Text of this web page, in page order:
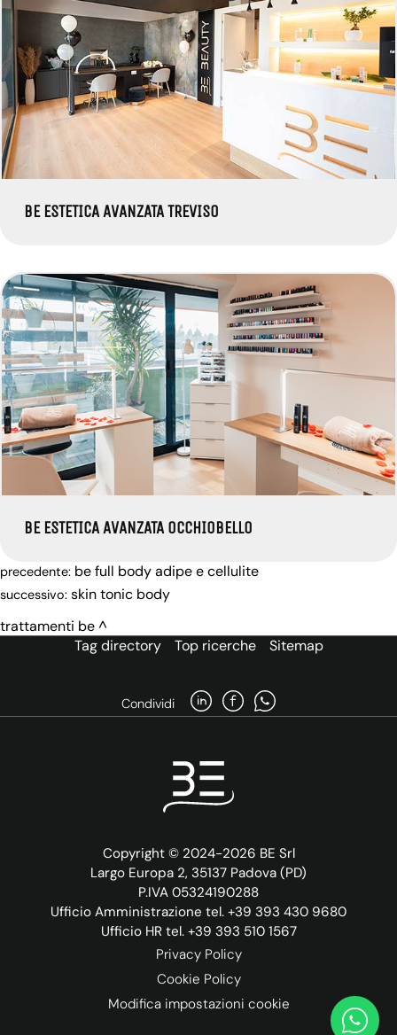
BE ESTETICA AVANZATA TREVISO
BE ESTETICA AVANZATA OCCHIOBELLO
precedente: be full body adipe e cellulite
successivo: skin tonic body
trattamenti be
Tag directory
Top ricerche Sitemap
Condividi
Copyright © 2024-2026 BE Srl
Largo Europa 2, 35137 Padova (PD)
P.IVA 05324190288
Ufficio Amministrazione tel. +39 393 430 9680
Ufficio HR tel. +39 393 510 1567
Privacy Policy
Cookie Policy
Modifica impostazioni cookie